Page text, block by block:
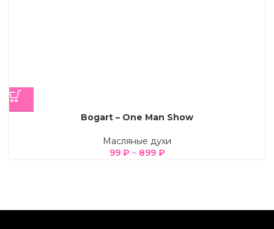
Bogart – One Man Show
Масляные духи
99 ₽ – 899 ₽